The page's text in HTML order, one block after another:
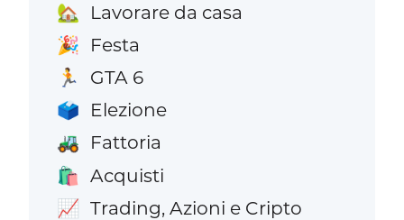
🏡 Lavorare da casa
🎉 Festa
🏃 GTA 6
🗳️ Elezione
🚜 Fattoria
🛍️ Acquisti
📈 Trading, Azioni e Cripto